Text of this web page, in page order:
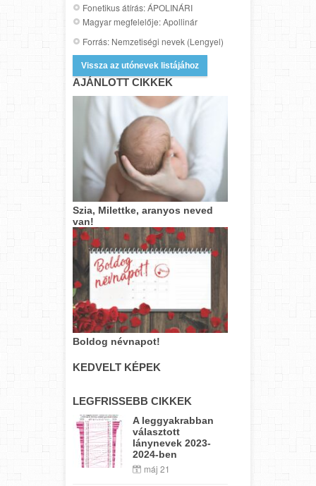
Fonetikus átírás: ÁPOLINÁRI
Magyar megfelelője: Apollinár
Forrás: Nemzetiségi nevek (Lengyel)
Vissza az utónevek listájához
AJÁNLOTT CIKKEK
Szia, Milettke, aranyos neved
van!
Boldog névnapot!
KEDVELT KÉPEK
LEGFRISSEBB CIKKEK
A leggyakrabban
választott
lánynevek 2023-
2024-ben
máj 21